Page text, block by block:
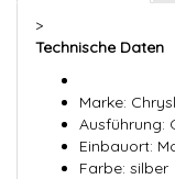
>
Technische Daten
Marke:
Ausführung:
Einbauort:
Farbe: silber